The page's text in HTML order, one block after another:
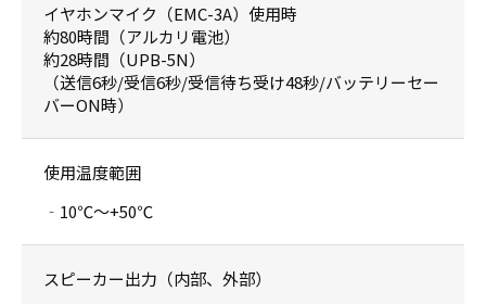
イヤホンマイク（EMC-3A）使用時
約80時間（アルカリ電池）
約28時間（UPB-5N）
（送信6秒/受信6秒/受信待ち受け48秒/バッテリーセー
バーON時）
使用温度範囲
‐10℃〜+50℃
スピーカー出力（内部、外部）